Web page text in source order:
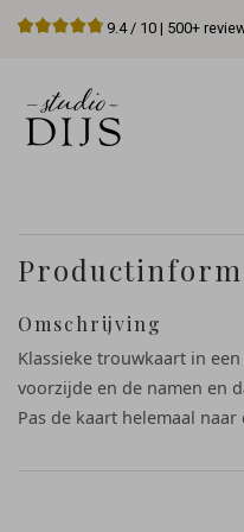
9.4/ 10 | 500+
Omschrijving
Klassieke trouwkaart in
voorzijde en de namen en
Pas de kaart helemaal